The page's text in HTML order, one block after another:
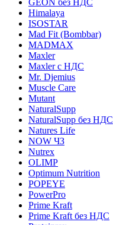
Himalaya
ISOSTAR
Mad Fit (Bombbar)
MADMAX
Maxler
Maxler с НДС
Mr. Djemius
Muscle Care
Mutant
NaturalSupp
NaturalSupp без НДС
Natures Life
NOW ЧЗ
Nutrex
OLIMP
Optimum Nutrition
POPEYE
PowerPro
Prime Kraft
Prime Kraft без НДС